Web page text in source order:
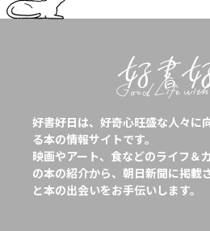
好書好日は、好奇心旺盛な人々に
る本の情報サイトです。
映画やアート、食などのライフ＆
の本の紹介から、朝日新聞に掲載
と本の出会いをお手伝いします。